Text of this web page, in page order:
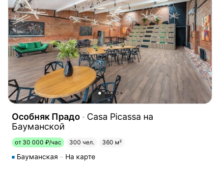
Особняк Прадо
Casa Picassa на
Бауманской
от 30 000 ₽/час 300 чел. 360 м²
Бауманская На карте